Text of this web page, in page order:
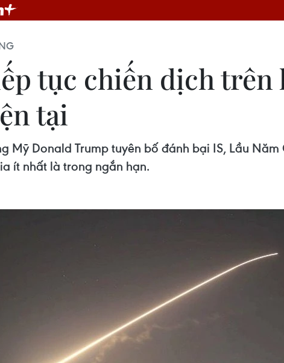
tục chiến dịch
tại
Mỹ Donald Trump tuyên bố đánh bại IS, Lầu
ít nhất là trong ngắn hạn.